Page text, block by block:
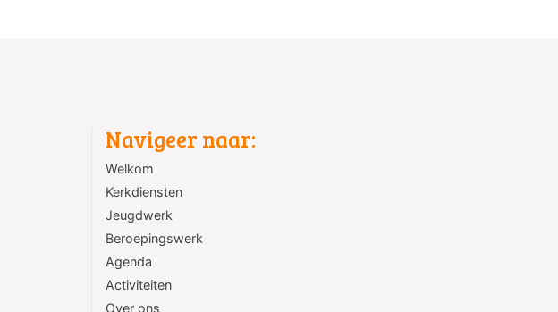
Navigeer naar:
Welkom
Kerkdiensten
Jeugdwerk
Beroepingswerk
Agenda
Activiteiten
Over ons